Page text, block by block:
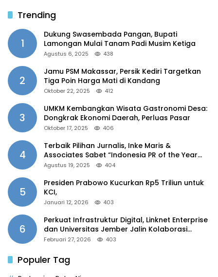
Trending
1
Dukung Swasembada Pangan, Bupati
Lamongan Mulai Tanam Padi Musim Ketiga
Agustus 6, 2025 438
2
Jamu PSM Makassar, Persik Kediri Targetkan
Tiga Poin Harga Mati di Kandang
Oktober 22, 2025 412
3
UMKM Kembangkan Wisata Gastronomi Desa:
Dongkrak Ekonomi Daerah, Perluas Pasar
Oktober 17, 2025 406
4
Terbaik Pilihan Jurnalis, Inke Maris &
Associates Sabet “Indonesia PR of the Year
2025”
Agustus 19, 2025 404
5
Presiden Prabowo Kucurkan Rp5 Triliun untuk
KCI,
Januari 12, 2026 403
6
Perkuat Infrastruktur Digital, Linknet Enterprise
dan Universitas Jember Jalin Kolaborasi
Smart Campus Berbasis AI
Februari 27, 2026 403
Populer Tag